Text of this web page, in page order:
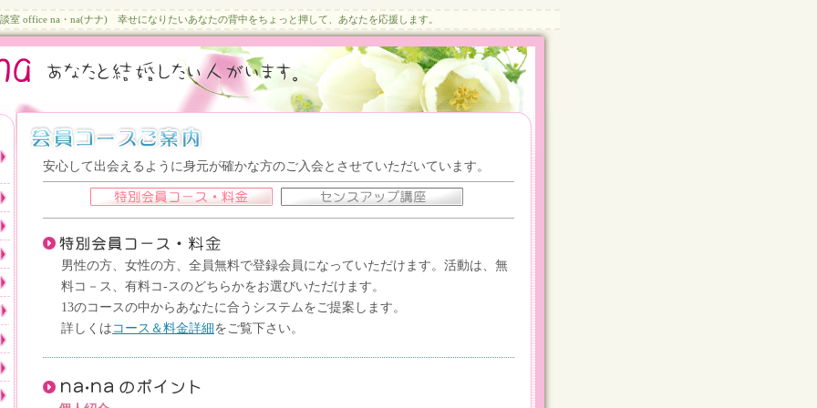
室 office na・na(ナナ) 幸せになりたいあなたの背中をちょっと押して、あなたを応援します。
安心して出会えるように身元が確かな方のご入会とさせていただいています。
男性の方、女性の方、全員無料で登録会員になっていただけます。活動は、無
料コ－ス、有料コ-スのどちらかをお選びいただけます。
13のコースの中からあなたに合うシステムをご提案します。
詳しくはコース＆料金詳細をご覧下さい。